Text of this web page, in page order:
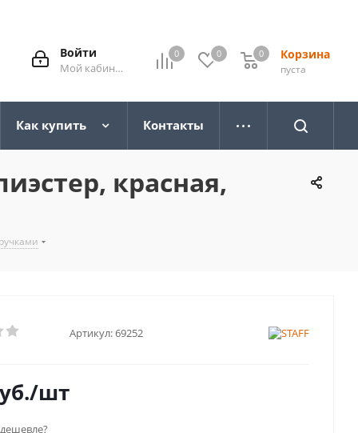
0 0 Корзина
0
пуста
0
Войти
Мой кабинет
Как купить Контакты
красная,
Артикул:69252
/шт